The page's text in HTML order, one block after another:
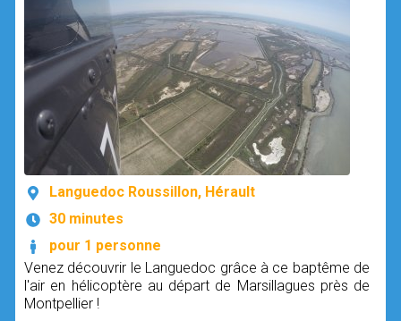
Languedoc Roussillon, Hérault
30 minutes
pour 1 personne
Venez découvrir le Languedoc grâce à ce baptême de
l'air en hélicoptère au départ de Marsillagues près de
Montpellier !